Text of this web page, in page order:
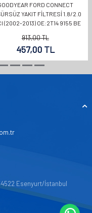
FORD CONNECT
YAKIT FILTRESI 1.8/2.0
(2002-2013) OE:2T14 9155 BE
913,00TL
457,00TL
Esenyurt/İstanbul